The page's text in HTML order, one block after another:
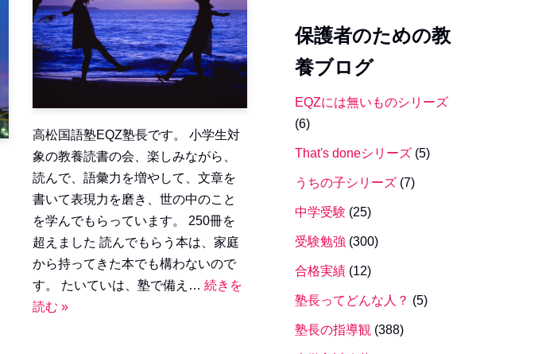
高松国語塾EQZ塾長です。 小学生対
象の教養読書の会、楽しみながら、
読んで、語彙力を増やして、文章を
書いて表現力を磨き、世の中のこと
を学んでもらっています。 250冊を
超えました 読んでもらう本は、家庭
から持ってきた本でも構わないので
す。 たいていは、塾で備え… 続きを
読む »
保護者のための教
養ブログ
EQZには無いものシリーズ
(6)
That's doneシリーズ(5)
うちの子シリーズ(7)
中学受験 (25)
受験勉強 (300)
合格実績(12)
塾長ってどんな人？ (5)
塾長の指導観(388)